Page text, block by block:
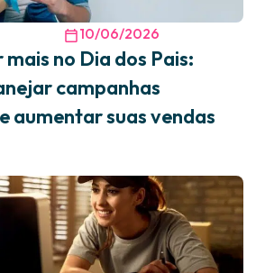
10/06/2026
no Dia dos Pais:
campanhas
aumentar suas vendas